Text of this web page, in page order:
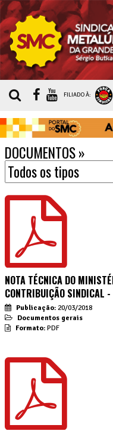
FILIADO À:
DOCUMENTOS»
NOTA TÉCNICA DO
CONTRIBUIÇÃO
Publicação: 20/03/2018
Documentos gerais
Formato: PDF